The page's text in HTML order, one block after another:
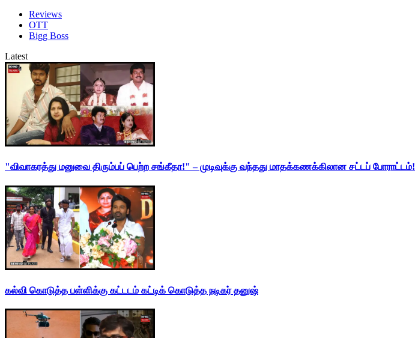
Reviews
OTT
Bigg Boss
Latest
"விவாகரத்து மனுவை திரும்பப் பெற்ற சங்கீதா!" – முடிவுக்கு வந்தது மாதக்கணக்கிலான சட்டப் போராட்டம்!
கல்வி கொடுத்த பள்ளிக்கு கட்டடம் கட்டிக் கொடுத்த நடிகர் தனுஷ்